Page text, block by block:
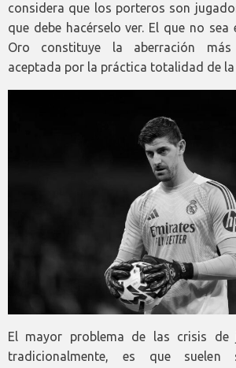
considera que los porteros son
que debe hacérselo ver. El que no sea
Oro constituye la aberración más
aceptada por la práctica totalidad de la
El mayor problema de las crisis de
tradicionalmente, es que suelen